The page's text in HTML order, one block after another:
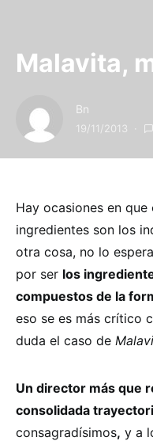
Malavita,
Bn
19/11/2013
Hay ocasiones en
ingredientes son los
otra cosa, no lo
por ser los
compuestos de la
eso se es más crítico
duda el caso de
Un director más que
consolidada
consagradísimos, y a